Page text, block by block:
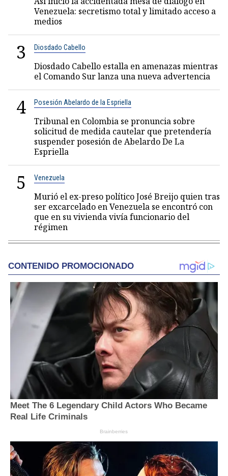
Venezuela: secretismo total y limitado acceso a
medios
3 Diosdado Cabello
Diosdado Cabello estalla en amenazas mientras
el Comando Sur lanza una nueva advertencia
4 Posesión Abelardo de la Espriella
Tribunal en Colombia se pronuncia sobre
solicitud de medida cautelar que pretendería
suspender posesión de Abelardo De La
Espriella
5 Venezuela
Murió el ex-preso político José Breijo quien tras
ser excarcelado en Venezuela se encontró con
que en su vivienda vivía funcionario del
régimen